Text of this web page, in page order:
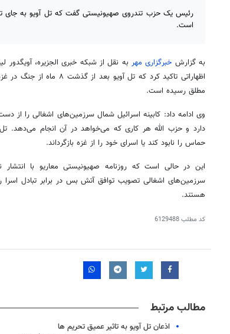
رئیس یک حزب تندروی صهیونیستی گفت که تل آویو به
است.
به گزارش خبرگزاری مهربه نقل از شبکه خبری الجزیره،
اظهاراتی تاکید کرد که تل
مطلق رسیده است.
وی ادامه داد: کابینه اسرائیل شمال سرزمین‌های اشغالی را از
حماس را نابود کند یا اسرای خود را از غزه بازگرداند.
هستند.
کد مطلب6129488
مطالب مرتبط
اذعان تل آویو به تاثیر عمیق تحریم ها